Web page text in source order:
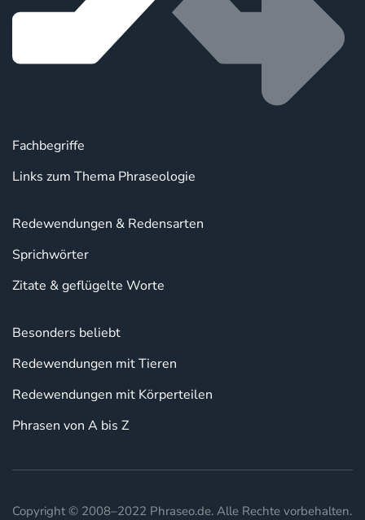
Fachbegriffe
Links zum Thema Phraseologie
Redewendungen & Redensarten
Sprichwörter
Zitate & geflügelte Worte
Besonders beliebt
Redewendungen mit Tieren
Redewendungen mit Körperteilen
Phrasen von A bis Z
Copyright © 2008–2022 Phraseo.de. Alle Rechte vorbehalten.